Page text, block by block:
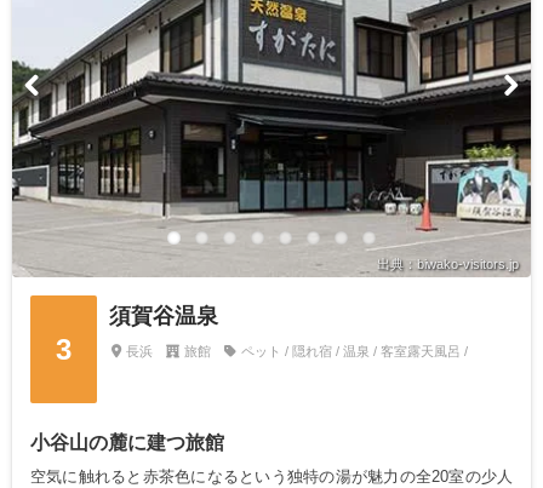
出典：biwako-visitors.jp
3
須賀谷温泉
長浜 旅館 ペット / 隠れ宿 / 温泉 / 客室露天風呂 /
小谷山の麓に建つ旅館
空気に触れると赤茶色になるという独特の湯が魅力の全20室の少人